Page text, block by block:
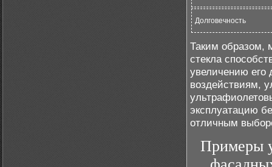
Долговечность
Таким образом,
стекла
увеличению его
воздействиям,
эксплуатацию
отличным
Примеры